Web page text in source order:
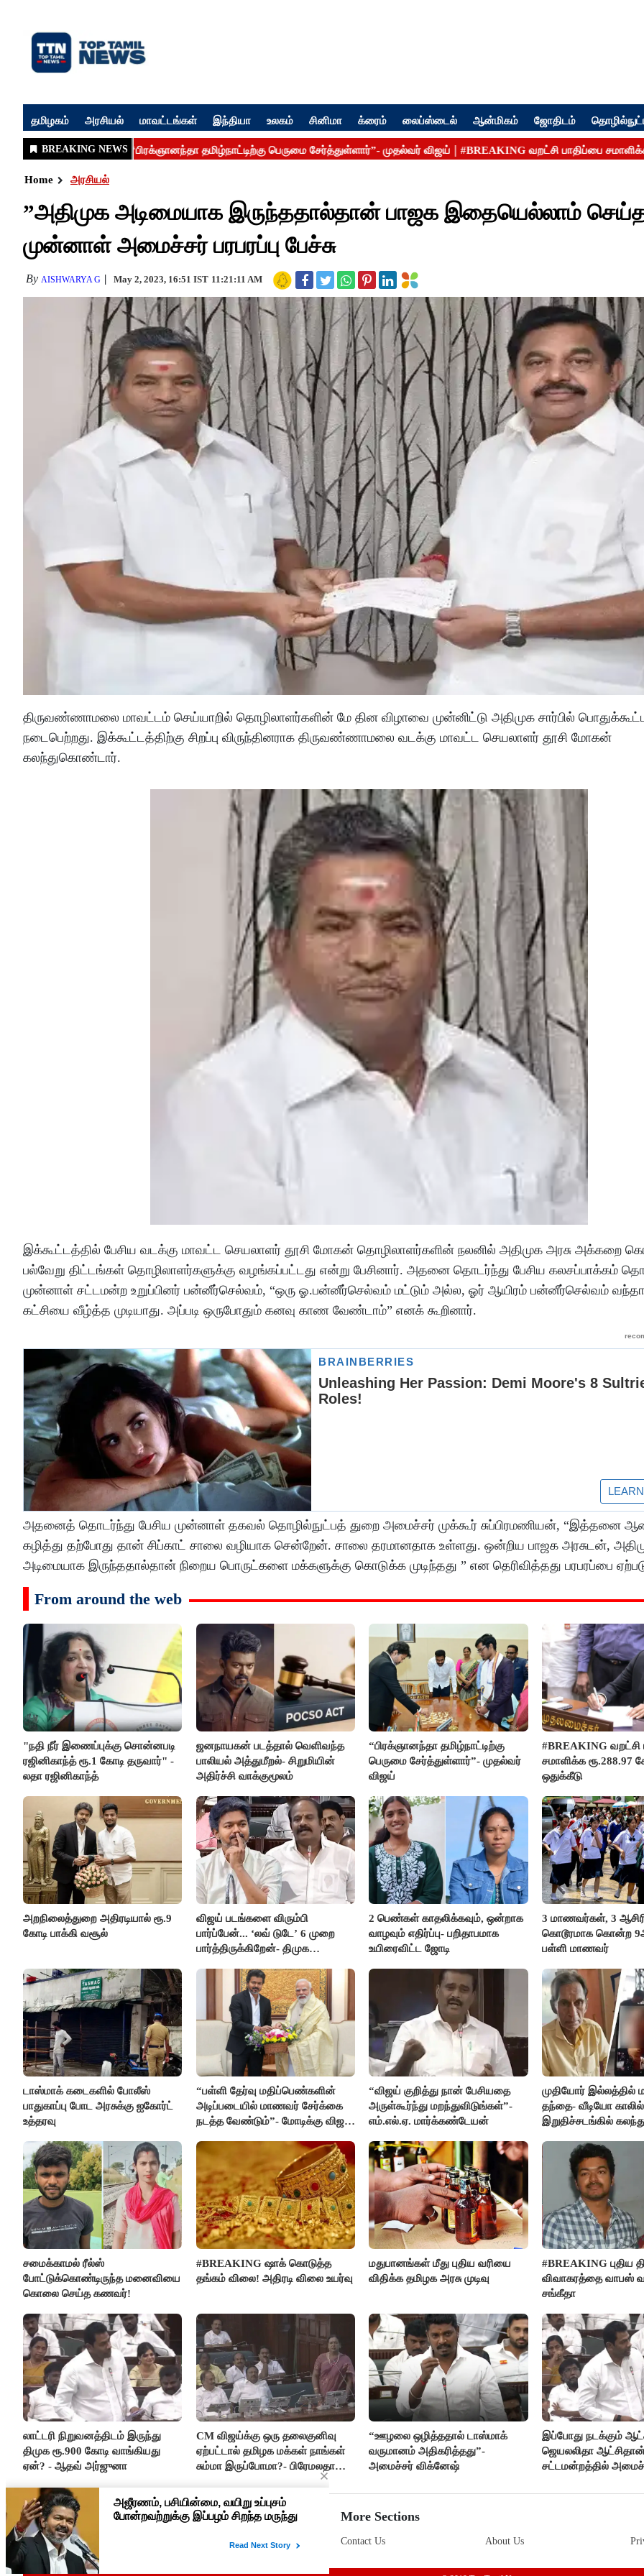
தமிழகம் அரசியல் மாவட்டங்கள் இந்தியா உலகம் சினிமா க்ரைம் லைப்ஸ்டைல் ஆன்மிகம் ஜோதிடம்
Home அரசியல்
”அதிமுக அடிமையாக இருந்ததால்தான் பாஜக இதையெல்லாம்
முன்னாள் அமைச்சர் பரபரப்பு பேச்சு
By AISHWARYA G May 2, 2023, 16:51 IST 11:21:11 AM
திருவண்ணாமலை மாவட்டம் செய்யாறில் தொழிலாளர்களின் மே தின விழாவை முன்னிட்டு அதிமுக சார்பில்
நடைபெற்றது. இக்கூட்டத்திற்கு சிறப்பு விருந்தினராக திருவண்ணாமலை வடக்கு மாவட்ட செயலாளர் தூசி மோகன்
கலந்துகொண்டார்.
இக்கூட்டத்தில் பேசிய வடக்கு மாவட்ட செயலாளர் தூசி மோகன் தொழிலாளர்களின் நலனில் அதிமுக அரசு அக்கறை
பல்வேறு திட்டங்கள் தொழிலாளர்களுக்கு வழங்கப்பட்டது என்று பேசினார். அதனை தொடர்ந்து பேசிய கலசப்பாக்கம்
முன்னாள் சட்டமன்ற உறுப்பினர் பன்னீர்செல்வம், “ஒரு ஓ.பன்னீர்செல்வம் மட்டும் அல்ல, ஓர் ஆயிரம் பன்னீர்செல்வம்
கட்சியை வீழ்த்த முடியாது. அப்படி ஒருபோதும் கனவு காண வேண்டாம்” எனக் கூறினார்.
அதனைத் தொடர்ந்து பேசிய முன்னாள் தகவல் தொழில்நுட்பத் துறை அமைச்சர் முக்கூர் சுப்பிரமணியன், “இத்தனை
கழித்து தற்போது தான் சிப்காட் சாலை வழியாக சென்றேன். சாலை தரமானதாக உள்ளது. ஒன்றிய பாஜக அரசுடன்,
அடிமையாக இருந்ததால்தான் நிறைய பொருட்களை மக்களுக்கு கொடுக்க முடிந்தது ” என தெரிவித்தது பரபரப்பை
From around the web
"நதி நீர் இணைப்புக்கு சொன்னபடி
ரஜினிகாந்த் ரூ.1 கோடி தருவார்" -
லதா ரஜினிகாந்த்
ஜனநாயகன் படத்தால் வெளிவந்த
பாலியல் அத்துமீறல்- சிறுமியின்
அதிர்ச்சி வாக்குமூலம்
“பிரக்ஞானந்தா தமிழ்நாட்டிற்கு
பெருமை சேர்த்துள்ளார்”- முதல்வர்
விஜய்
#BREAKING வறட்சி
சமாளிக்க ரூ.288.97
ஒதுக்கீடு
அறநிலைத்துறை அதிரடியால் ரூ.9
கோடி பாக்கி வசூல்
விஜய் படங்களை விரும்பி
பார்ப்பேன்... ‘லவ் டுடே’ 6 முறை
பார்த்திருக்கிறேன்- திமுக
2 பெண்கள் காதலிக்கவும், ஒன்றாக
வாழவும் எதிர்ப்பு- பறிதாபமாக
உயிரைவிட்ட ஜோடி
3 மாணவர்கள், 3
கொடூரமாக கொன்ற
பள்ளி மாணவர்
டாஸ்மாக் கடைகளில் போலீஸ்
பாதுகாப்பு போட அரசுக்கு ஐகோர்ட்
உத்தரவு
“பள்ளி தேர்வு மதிப்பெண்களின்
அடிப்படையில் மாணவர் சேர்க்கை
நடத்த வேண்டும்”- மோடிக்கு விஜய்
“விஜய் குறித்து நான் பேசியதை
அருள்கூர்ந்து மறந்துவிடுங்கள்”-
எம்.எல்.ஏ. மார்க்கண்டேயன்
முதியோர்
தந்தை- வீடியோ காலில்
இறுதிச்சடங்கில்
சமைக்காமல் ரீல்ஸ்
போட்டுக்கொண்டிருந்த மனைவியை
கொலை செய்த கணவர்!
#BREAKING ஷாக் கொடுத்த
தங்கம் விலை! அதிரடி விலை உயர்வு
மதுபானங்கள் மீது புதிய வரியை
விதிக்க தமிழக அரசு முடிவு
#BREAKING புதிய
விவாகரத்தை வாபஸ்
சங்கீதா
லாட்டரி நிறுவனத்திடம் இருந்து
திமுக ரூ.900 கோடி வாங்கியது
ஏன்? - ஆதவ் அர்ஜுனா
CM விஜய்க்கு ஒரு தலைகுனிவு
ஏற்பட்டால் தமிழக மக்கள் நாங்கள்
சும்மா இருப்போமா?- பிரேமலதா
“ஊழலை ஒழித்ததால் டாஸ்மாக்
வருமானம் அதிகரித்தது”-
அமைச்சர் விக்னேஷ்
இப்போது நடக்கும்
ஜெயலலிதா
சட்டமன்றத்தில்
More Sections
Contact Us About Us